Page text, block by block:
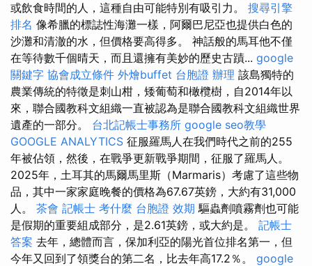
或飲食時間的人，這種自由可能特別有吸引力。 搜尋引擎
排名 像希臘的標誌性海灘一樣，阿爾巴尼亞也提供白色的
沙灘和清澈的水，但價格要高得多。 神話般的馬耳他不僅
在等待數千個晴天，而且還擁有美妙的歷史古蹟... google
關鍵字 協會成立條件 外燴buffet 台胞證 辦理 該島獨特的
農業傳統的特徵是刺山柑，矮葡萄和橄欖樹，自2014年以
來，聯合國教科文組織一直被認為是聯合國教科文組織世界
遺產的一部分。 台北記帳士事務所 google seo教學
GOOGLE ANALYTICS 征服羅馬人在我們時代之前的255
年被佔領，然後，在戰爭更新戰爭期間，征服了羅馬人。
2025年，土耳其的馬爾馬里斯（Marmaris）考慮了這些物
品，其中一家家庭晚餐的價格為67.67英鎊，大約有31,000
人。 茶會 記帳士 考什麼 台胞證 效期 驅蟲劑噴霧劑也可能
是假期的重要組成部分，是2.61英鎊，或大約是。 記帳士
答案 去年，總體而言，保加利亞的陽光首位排名第一，但
今年又回到了領獎台的第二名，比去年高17.2％。 google